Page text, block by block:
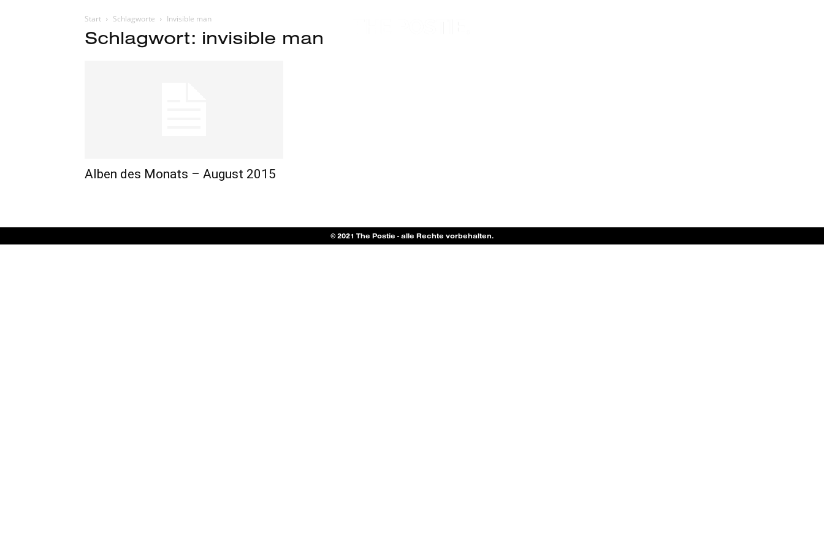
Start Schlagworte Invisible man
Schlagwort: invisible man
Alben des Monats – August 2015
© 2021 The Postie - alle Rechte vorbehalten.